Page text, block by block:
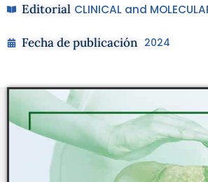
CLINICAL and
Editorial
2024
Fecha de publicación